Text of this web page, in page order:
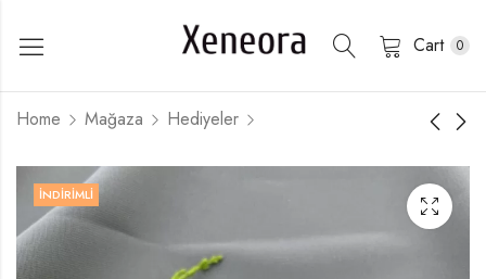
Cart 0
Home Mağaza Hediyeler
İNDIRIMLI